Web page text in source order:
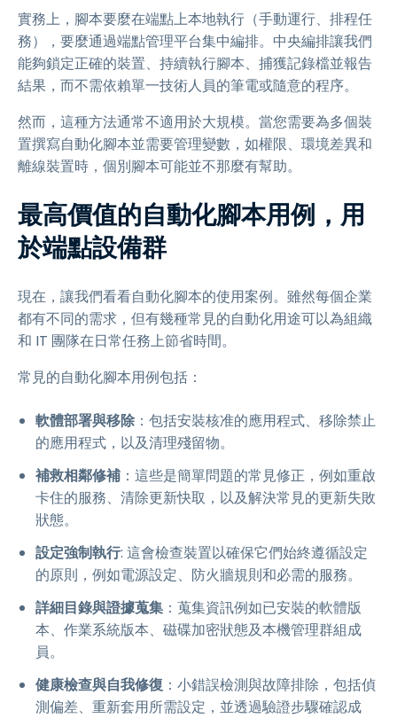
實務上，腳本要麼在端點上本地執行（手動運行、排程任
務），要麼通過端點管理平台集中編排。中央編排讓我們
能夠鎖定正確的裝置、持續執行腳本、捕獲記錄檔並報告
結果，而不需依賴單一技術人員的筆電或隨意的程序。
然而，這種方法通常不適用於大規模。當您需要為多個裝
置撰寫自動化腳本並需要管理變數，如權限、環境差異和
離線裝置時，個別腳本可能並不那麼有幫助。
最高價值的自動化腳本用例，用
於端點設備群
現在，讓我們看看自動化腳本的使用案例。雖然每個企業
都有不同的需求，但有幾種常見的自動化用途可以為組織
和 IT 團隊在日常任務上節省時間。
常見的自動化腳本用例包括：
軟體部署與移除 ：包括安裝核准的應用程式、移除禁止
的應用程式，以及清理殘留物。
補救相鄰修補 ：這些是簡單問題的常見修正，例如重啟
卡住的服務、清除更新快取，以及解決常見的更新失敗
狀態。
設定強制執行: 這會檢查裝置以確保它們始終遵循設定
的原則，例如電源設定、防火牆規則和必需的服務。
詳細目錄與證據蒐集 ：蒐集資訊例如已安裝的軟體版
本、作業系統版本、磁碟加密狀態及本機管理群組成
員。
健康檢查與自我修復 ：小錯誤檢測與故障排除，包括偵
測偏差、重新套用所需設定，並透過驗證步驟確認成